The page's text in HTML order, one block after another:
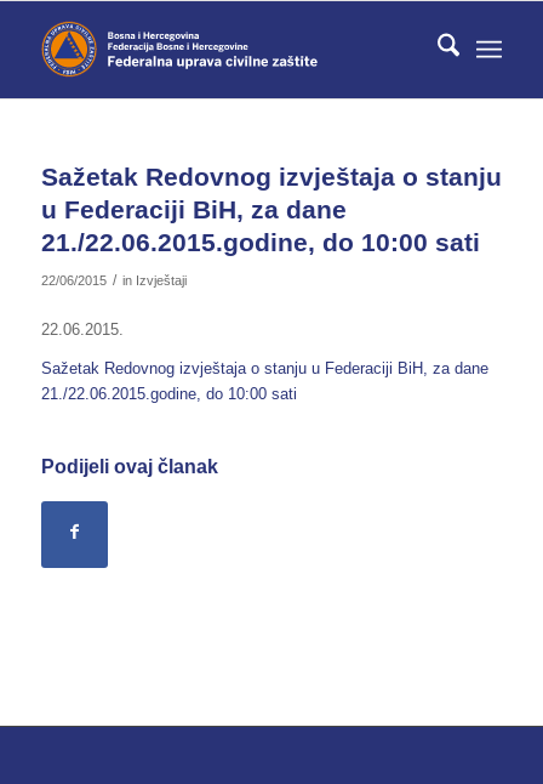
Sažetak Redovnog izvještaja o stanju
u Federaciji BiH, za dane
21./22.06.2015.godine, do 10:00 sati
22/06/2015 / in Izvještaji
22.06.2015.
Sažetak Redovnog izvještaja o stanju u Federaciji BiH, za dane
21./22.06.2015.godine, do 10:00 sati
Podijeli ovaj članak